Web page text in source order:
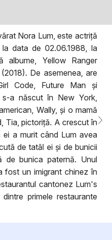
Nora Lum, este actriță
data de 02.06.1988, la
Yellow Ranger
De asemenea, are
Code, Future Man și
a născut în New York,
Wally, și o mamă
Tia, pictoriță. A crescut în
ei a murit când Lum avea
de tatăl ei și de bunicii
de bunica paternă. Unul
fost un imigrant chinez în
cantonez Lum's
primele restaurante